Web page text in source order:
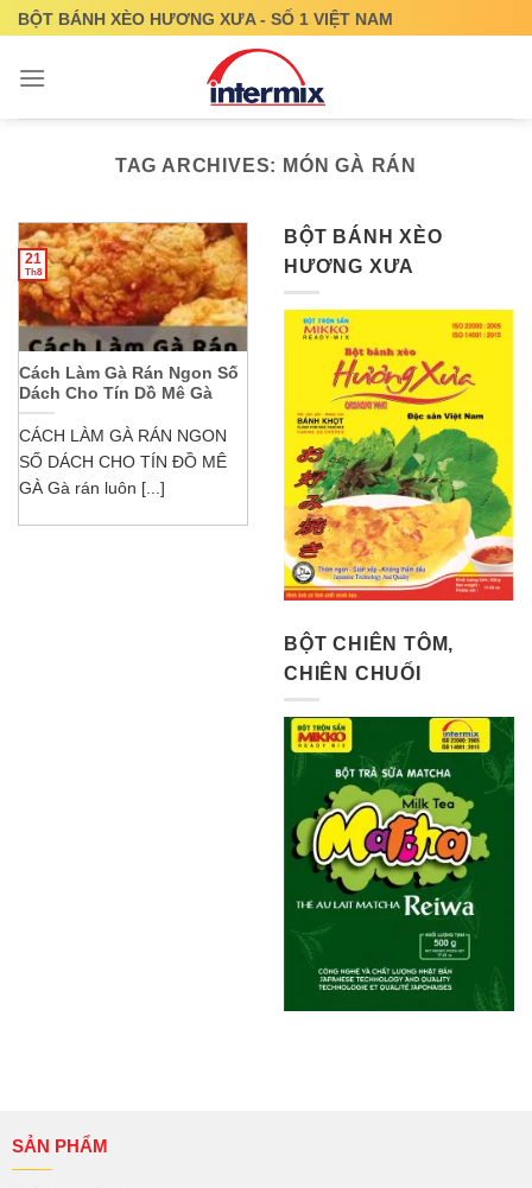
Skip
content
BỘT BÁNH XÈO HƯƠNG XƯA - SỐ 1 VIỆT NAM
TAG ARCHIVES: MÓN GÀ RÁN
Cách Làm Gà Rán Ngon Số
Dách Cho Tín Dồ Mê Gà
CÁCH LÀM GÀ RÁN NGON
SỐ DÁCH CHO TÍN ĐỒ MÊ
GÀ Gà rán luôn [...]
21
Th8
BỘT BÁNH XÈO
HƯƠNG XƯA
BỘT CHIÊN TÔM,
CHIÊN CHUỐI
SẢN PHẨM